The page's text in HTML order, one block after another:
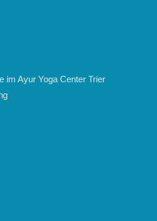
im Ayur Yoga Center Trier